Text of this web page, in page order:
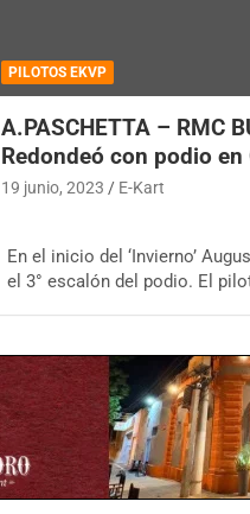
PILOTOS EKVP
A.PASCHETTA – RMC
Redondeó con podio en
19 junio, 2023 E-Kart
En el inicio del ‘Invierno’
el 3° escalón del podio. El